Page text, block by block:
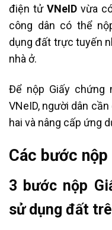
điện tử VNeID vừa
công dân có thể
dụng đất trực tuyến
nhà ở.
Để nộp Giấy chứng
VNeID, người dân
hai và nâng cấp ứng
Các bước
3 bước nộp
sử dụng đất